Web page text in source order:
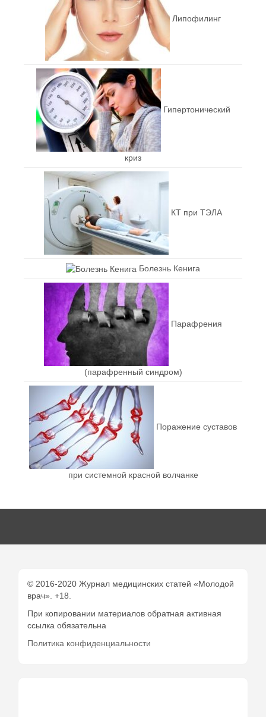
Липофилинг
Гипертонический
криз
КТ при ТЭЛА
Болезнь Кенига
Парафрения
(парафренный синдром)
Поражение суставов
при системной красной волчанке
© 2016-2020 Журнал медицинских статей «Молодой
врач». +18.
При копировании материалов обратная активная
ссылка обязательна
Политика конфиденциальности